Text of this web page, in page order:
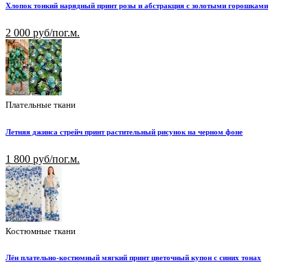
Хлопок тонкий нарядный принт розы и абстракция с золотыми горошками
2 000 руб/пог.м.
Плательные ткани
Летняя джинса стрейч принт растительный рисунок на черном фоне
1 800 руб/пог.м.
Костюмные ткани
Лён плательно-костюмный мягкий принт цветочный купон с синих тонах